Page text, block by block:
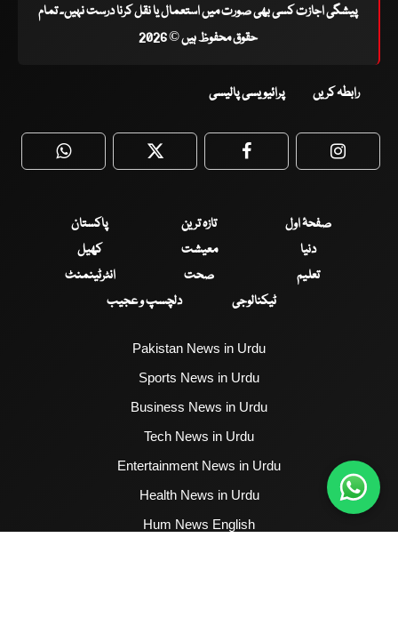
پیشگی اجازت کسی بھی صورت میں استعمال یا نقل کرنا درست نہیں۔ تمام
حقوق محفوظ ہیں © 2026
رابطہ کریں پرائیویسی پالیسی
WhatsApp Twitter Facebook
صفحۂ اول تازہ ترین
پاکستان
دنیا
معیشت
کھیل
تعلیم
صحت
انٹرٹینمنٹ
ٹیکنالوجی
دلچسپ و عجیب
Pakistan News in Urdu
Sports News in Urdu
Business News in Urdu
Tech News in Urdu
Entertainment News in Urdu
Health News in Urdu
Hum News English